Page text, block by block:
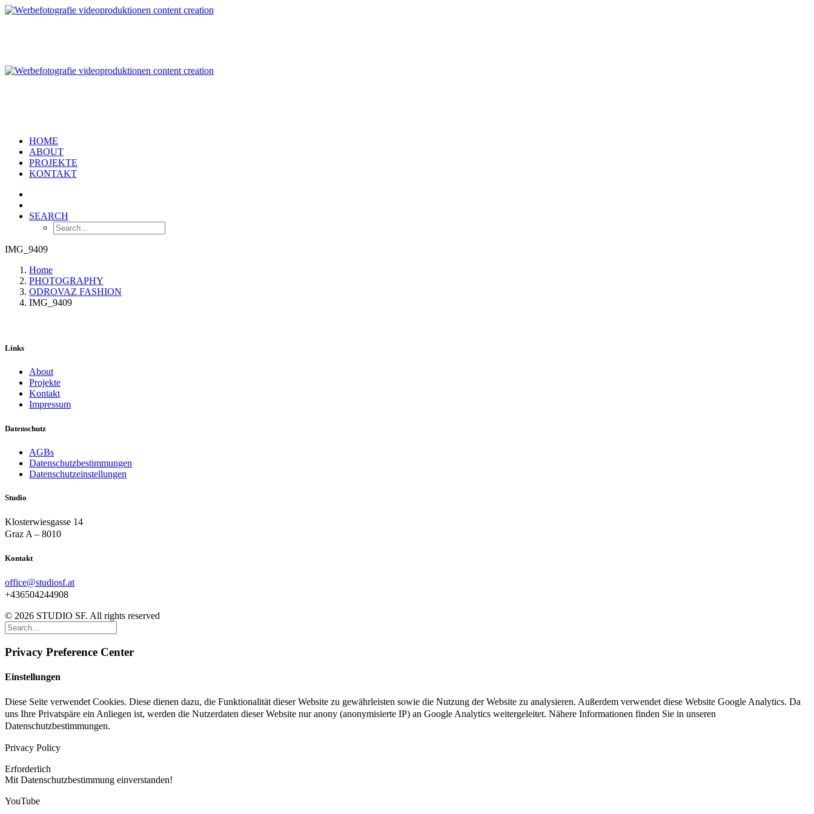
HOME
ABOUT
PROJEKTE
KONTAKT
SEARCH
IMG_9409
Home
PHOTOGRAPHY
ODROVAZ FASHION
IMG_9409
Links
About
Projekte
Kontakt
Impressum
Datenschutz
AGBs
Datenschutzbestimmungen
Datenschutzeinstellungen
Studio
Klosterwiesgasse 14
Graz A – 8010
Kontakt
office@studiosf.at
+436504244908
© 2026 STUDIO SF. All rights reserved
Privacy Preference Center
Einstellungen
Diese Seite verwendet Cookies. Diese dienen dazu, die Funktionalität dieser Website zu gewährleisten sowie die Nutzung der Website zu analysieren. Außerdem verwendet diese Website Google Analytics. Da
uns Ihre Privatspäre ein Anliegen ist, werden die Nutzerdaten dieser Website nur anony (anonymisierte IP) an Google Analytics weitergeleitet. Nähere Informationen finden Sie in unseren
Datenschutzbestimmungen.
Privacy Policy
Erforderlich
Mit Datenschutzbestimmung einverstanden!
YouTube